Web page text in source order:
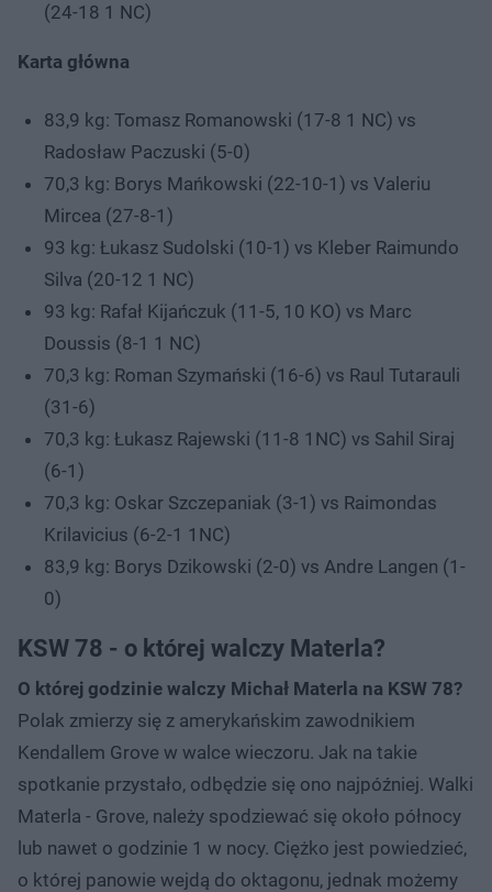
(24-18 1 NC)
Karta główna
83,9 kg: Tomasz Romanowski (17-8 1 NC) vs
Radosław Paczuski (5-0)
70,3 kg: Borys Mańkowski (22-10-1) vs Valeriu
Mircea (27-8-1)
93 kg: Łukasz Sudolski (10-1) vs Kleber Raimundo
Silva (20-12 1 NC)
93 kg: Rafał Kijańczuk (11-5, 10 KO) vs Marc
Doussis (8-1 1 NC)
70,3 kg: Roman Szymański (16-6) vs Raul Tutarauli
(31-6)
70,3 kg: Łukasz Rajewski (11-8 1NC) vs Sahil Siraj
(6-1)
70,3 kg: Oskar Szczepaniak (3-1) vs Raimondas
Krilavicius (6-2-1 1NC)
83,9 kg: Borys Dzikowski (2-0) vs Andre Langen (1-
0)
KSW 78 - o której walczy Materla?
O której godzinie walczy Michał Materla na KSW 78?
Polak zmierzy się z amerykańskim zawodnikiem
Kendallem Grove w walce wieczoru. Jak na takie
spotkanie przystało, odbędzie się ono najpóźniej. Walki
Materla - Grove, należy spodziewać się około północy
lub nawet o godzinie 1 w nocy. Ciężko jest powiedzieć,
o której panowie wejdą do oktagonu, jednak możemy